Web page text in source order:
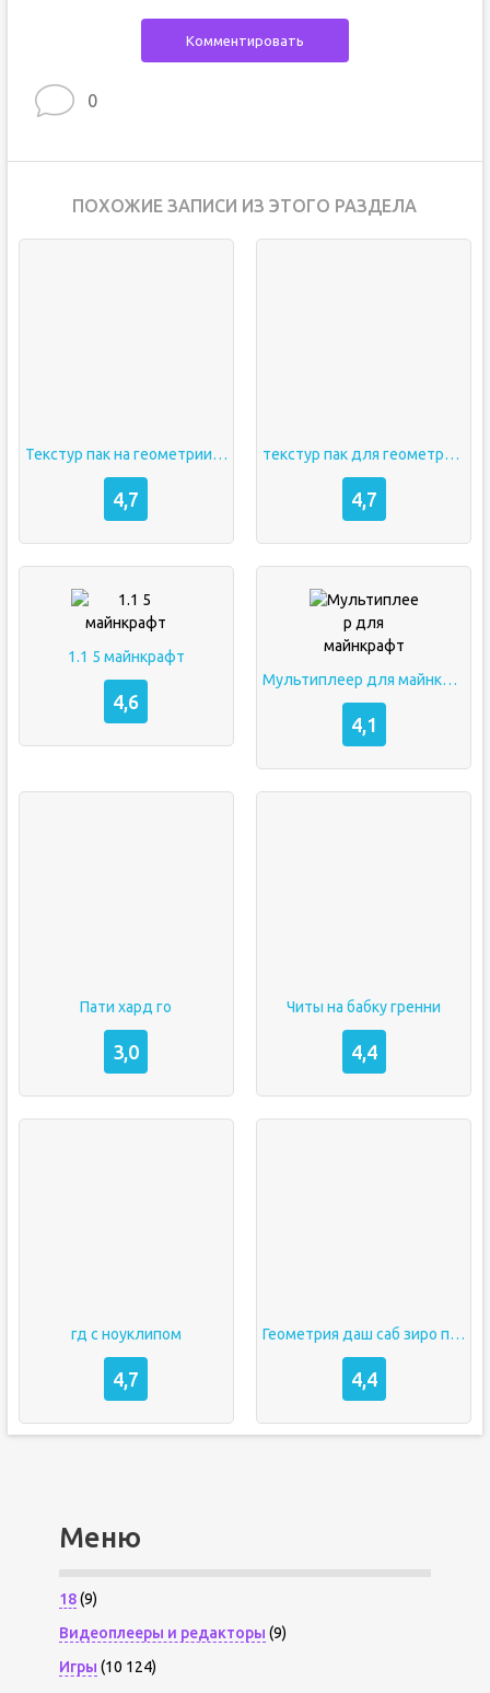
Комментировать
0
ПОХОЖИЕ ЗАПИСИ ИЗ ЭТОГО РАЗДЕЛА
Текстур пак на геометрии даш
4,7
текстур пак для геометрии даш
4,7
1.1 5 майнкрафт
4,6
Мультиплеер для майнкрафт
4,1
Пати хард го
3,0
Читы на бабку гренни
4,4
гд с ноуклипом
4,7
Геометрия даш саб зиро полная версия
4,4
Меню
18(9)
Видеоплееры и редакторы (9)
Игры (10 124)